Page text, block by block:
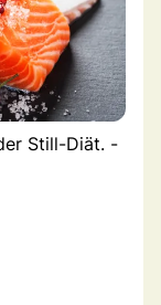
Still-Diät. -